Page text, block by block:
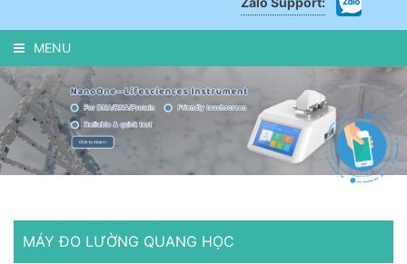
MENU
MÁY ĐO LƯỜNG QUANG HỌC